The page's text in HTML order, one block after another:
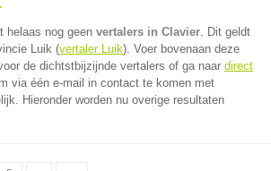
helaas nog geen vertalers in Clavier. Dit geldt
Luik (vertaler Luik). Voer bovenaan deze
de dichtstbijzijnde vertalers of ga naar direct
via één e-mail in contact te komen met
Hieronder worden nu overige resultaten